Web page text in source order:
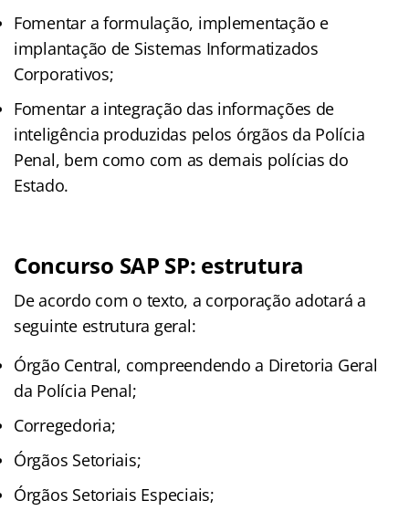
Fomentar a formulação, implementação e
implantação de Sistemas Informatizados
Corporativos;
Fomentar a integração das informações de
inteligência produzidas pelos órgãos da Polícia
Penal, bem como com as demais polícias do
Estado.
Concurso SAP SP: estrutura
De acordo com o texto, a corporação adotará a
seguinte estrutura geral:
Órgão Central, compreendendo a Diretoria Geral
da Polícia Penal;
Corregedoria;
Órgãos Setoriais;
Órgãos Setoriais Especiais;